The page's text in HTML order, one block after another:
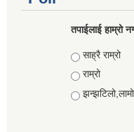
तपाईलाई हाम्रो
Choices
साह्रै राम्रो
राम्रो
झन्झटिलो,लामो